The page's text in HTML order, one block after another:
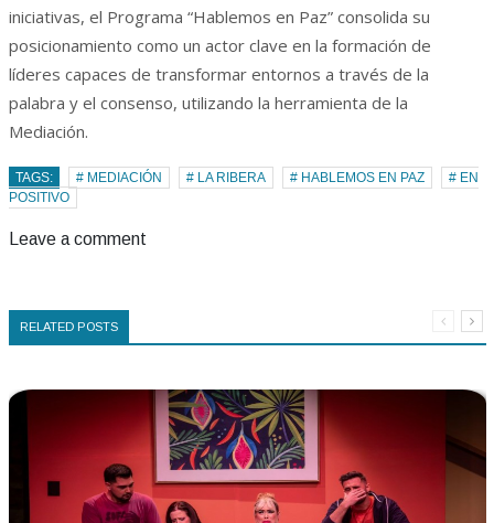
iniciativas, el Programa “Hablemos en Paz” consolida su
posicionamiento como un actor clave en la formación de
líderes capaces de transformar entornos a través de la
palabra y el consenso, utilizando la herramienta de la
Mediación.
TAGS: # MEDIACIÓN # LA RIBERA # HABLEMOS EN PAZ
# EN
POSITIVO
Leave a comment
RELATED POSTS